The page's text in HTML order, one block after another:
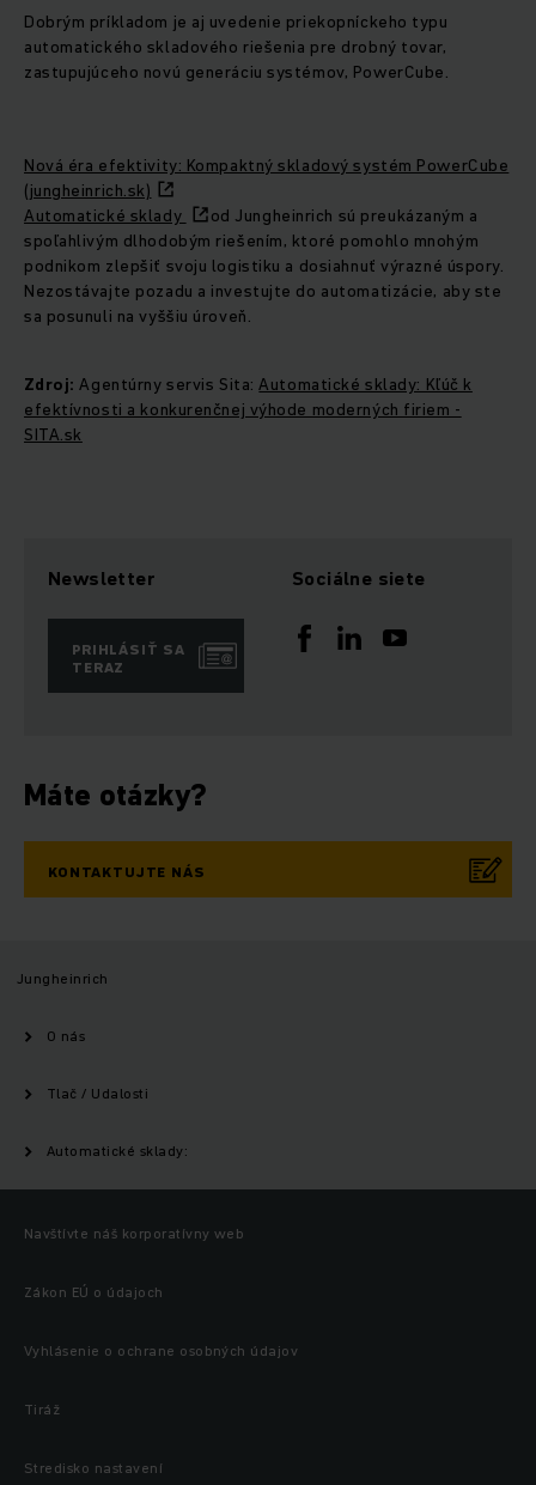
Dobrým príkladom je aj uvedenie priekopníckeho typu
automatického skladového riešenia pre drobný tovar,
zastupujúceho novú generáciu systémov, PowerCube.
Nová éra efektivity: Kompaktný skladový systém PowerCube
(jungheinrich.sk)
Automatické sklady
od Jungheinrich sú preukázaným a
spoľahlivým dlhodobým riešením, ktoré pomohlo mnohým
podnikom zlepšiť svoju logistiku a dosiahnuť výrazné úspory.
Nezostávajte pozadu a investujte do automatizácie, aby ste
sa posunuli na vyššiu úroveň.
Zdroj: Agentúrny servis Sita:Automatické sklady: Kľúč k
efektívnosti a konkurenčnej výhode moderných firiem -
SITA.sk
Newsletter
PRIHLÁSIŤ SA
TERAZ
Sociálne siete
Máte otázky?
KONTAKTUJTE NÁS
Jungheinrich
O nás
Tlač / Udalosti
Automatické sklady:
Navštívte náš korporatívny web
Zákon EÚ o údajoch
Vyhlásenie o ochrane osobných údajov
Tiráž
Stredisko nastavení